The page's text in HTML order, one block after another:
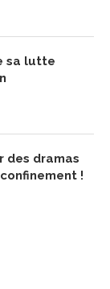
sa lutte
des dramas
!